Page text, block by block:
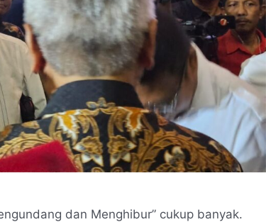
dan Menghibur” cukup banyak.